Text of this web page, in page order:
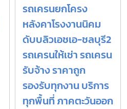
รถเครนยกโครง
หลังคาโรงงานนิคม
ดับบลิวเอชเอ-ชลบุรี2
รถเครนให้เช่า รถเครน
รับจ้าง ราคาถูก
รองรับทุกงาน บริการ
ทุกพื้นที่ ภาคตะวันออก